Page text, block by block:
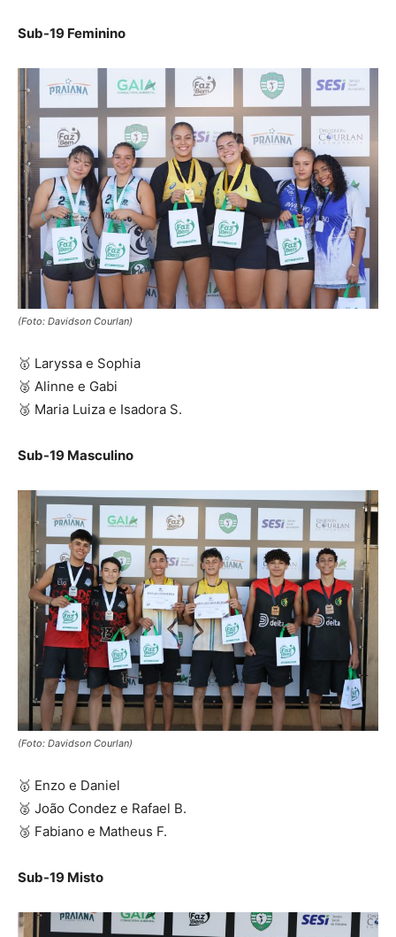
Sub-19 Feminino
(Foto: Davidson Courlan)
🥇 Laryssa e Sophia
🥈 Alinne e Gabi
🥉 Maria Luiza e Isadora S.
Sub-19 Masculino
(Foto: Davidson Courlan)
🥇 Enzo e Daniel
🥈 João Condez e Rafael B.
🥉 Fabiano e Matheus F.
Sub-19 Misto